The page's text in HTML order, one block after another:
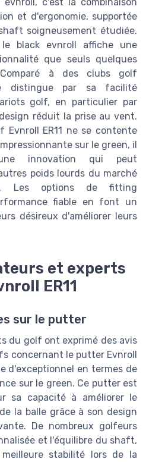
et d'ergonomie, supportée
soigneusement étudiée.
black evnroll affiche une
que seuls quelques
à des clubs golf
distingue par sa facilité
golf, en particulier par
réduit la prise au vent.
Evnroll ER11 ne se contente
sur le green, il
innovation qui peut
poids lourds du marché
Les options de fitting
fiable en font un
désireux d'améliorer leurs
et experts
ER11
sur le putter
du golf ont exprimé des avis
concernant le putter Evnroll
d'exceptionnel en termes de
sur le green. Ce putter est
sa capacité à améliorer le
la balle grâce à son design
De nombreux golfeurs
et l'équilibre du shaft,
stabilité lors de la